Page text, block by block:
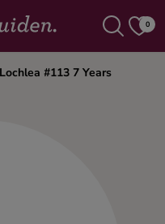
0
Lochlea #113 7 Years